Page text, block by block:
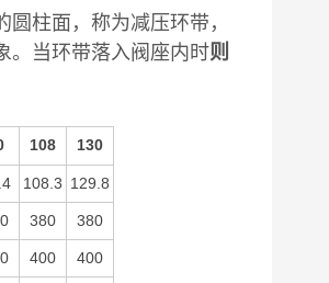
柱面，称为减压环带，
。当环带落入阀座内时则
108 130
108.3 129.8
380 380
400 400